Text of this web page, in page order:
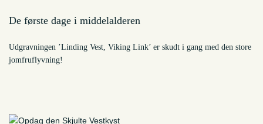
De første dage i middelalderen
Udgravningen ’Linding Vest, Viking Link’ er skudt i gang med den store
jomfruflyvning!